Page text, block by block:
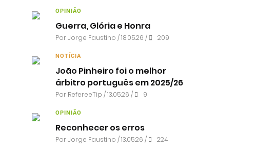
OPINIÃO
Guerra, Glória e Honra
PorJorge Faustino / 18.05.26 / 209
NOTÍCIA
João Pinheiro foi o melhor
árbitro português em 2025/26
Por RefereeTip / 13.05.26 / 9
OPINIÃO
Reconhecer os erros
PorJorge Faustino / 13.05.26 / 224